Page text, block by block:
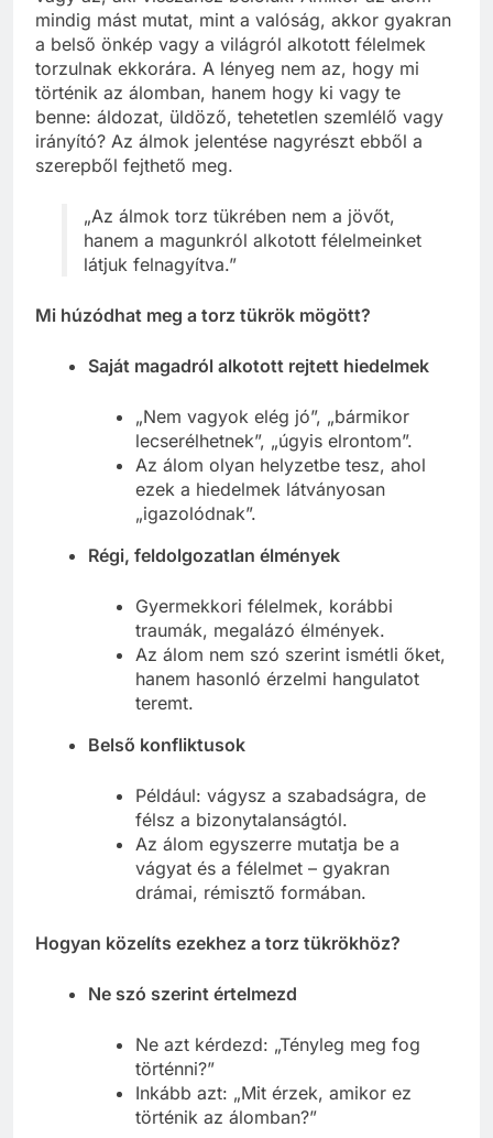
vagy az, aki visszanéz belőlük. Amikor az álom
mindig mást mutat, mint a valóság, akkor gyakran
a belső önkép vagy a világról alkotott félelmek
torzulnak ekkorára. A lényeg nem az, hogy mi
történik az álomban, hanem hogy ki vagy te
benne: áldozat, üldöző, tehetetlen szemlélő vagy
irányító? Az álmok jelentése nagyrészt ebből a
„Az álmok torz tükrében nem a jövőt,
hanem a magunkról alkotott félelmeinket
„Nem vagyok elég jó”, „bármikor
lecserélhetnek”, „úgyis elrontom”.
Az álom olyan helyzetbe tesz, ahol
ezek a hiedelmek látványosan
Gyermekkori félelmek, korábbi
traumák, megalázó élmények.
Az álom nem szó szerint ismétli őket,
hanem hasonló érzelmi hangulatot
Például: vágysz a szabadságra, de
félsz a bizonytalanságtól.
Az álom egyszerre mutatja be a
vágyat és a félelmet – gyakran
Ne azt kérdezd: „Tényleg meg fog
történni?”
Inkább azt: „Mit érzek, amikor ez